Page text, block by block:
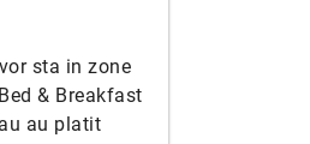
sta in zone
& Breakfast
au platit